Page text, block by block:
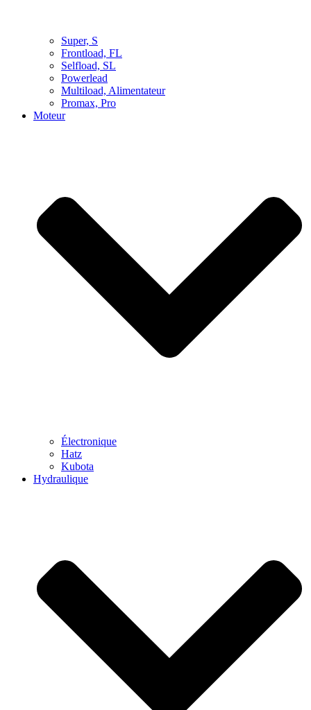
Super, S
Frontload, FL
Selfload, SL
Powerlead
Multiload, Alimentateur
Promax, Pro
Moteur
Électronique
Hatz
Kubota
Hydraulique